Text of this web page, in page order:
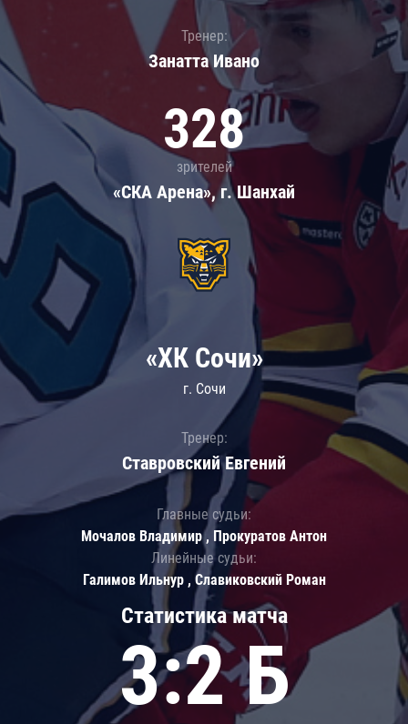
Тренер:
Занатта Иванo
328
зрителей
«СКА Арена», г. Шанхай
Статистика матча
3:2 Б
«ХК Сочи»
г. Сочи
Тренер:
Ставровский Евгений
Главные судьи:
Мочалов Владимир , Прокуратов Антон
Линейные судьи:
Галимов Ильнур , Славиковский Роман